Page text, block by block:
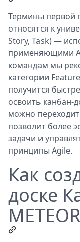
Термины первой
относятся к
Story, Task) —
применяющими
командам мы
категории
получится
освоить канбан-
можно
позволит более
задачи и
принципы Agile.
Как
доске